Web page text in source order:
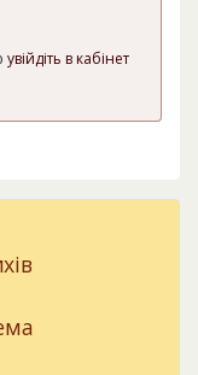
увійдіть в кабінет